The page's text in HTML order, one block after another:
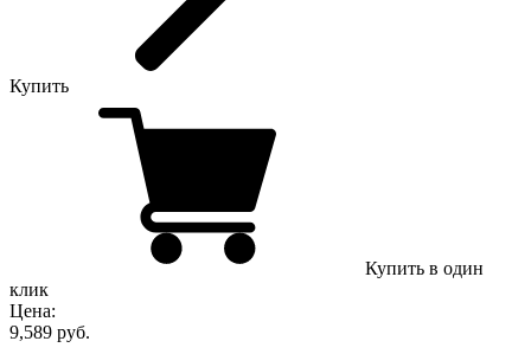
Купить
Купить в один
клик
Цена:
9,589 руб.